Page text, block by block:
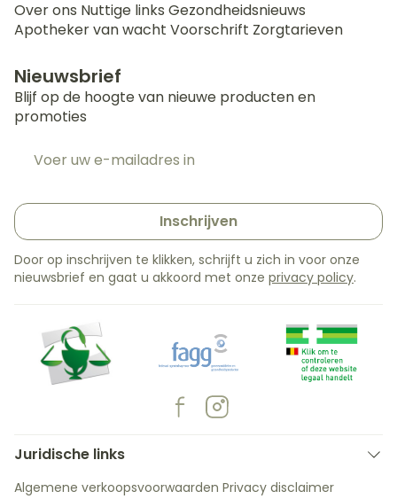
Over ons Nuttige links Gezondheidsnieuws
Apotheker van wacht Voorschrift Zorgtarieven
Nieuwsbrief
Blijf op de hoogte van nieuwe producten en
promoties
Inschrijven
Door op inschrijven te klikken, schrijft u zich in voor onze
nieuwsbrief en gaat u akkoord met onze privacy policy.
Juridische links
Algemene verkoopsvoorwaarden Privacy disclaimer